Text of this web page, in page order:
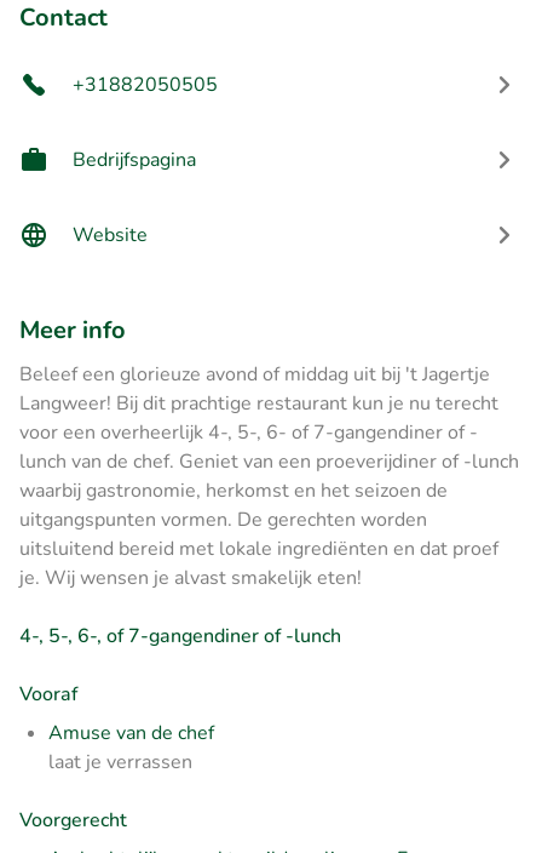
Contact
+31882050505
Bedrijfspagina
Website
Meer info
Beleef een glorieuze avond of middag uit bij 't Jagertje
Langweer! Bij dit prachtige restaurant kun je nu terecht
voor een overheerlijk 4-, 5-, 6- of 7-gangendiner of -
lunch van de chef. Geniet van een proeverijdiner of -lunch
waarbij gastronomie, herkomst en het seizoen de
uitgangspunten vormen. De gerechten worden
uitsluitend bereid met lokale ingrediënten en dat proef
je. Wij wensen je alvast smakelijk eten!
4-, 5-, 6-, of 7-gangendiner of -lunch
Vooraf
Amuse van de chef
laat je verrassen
Voorgerecht